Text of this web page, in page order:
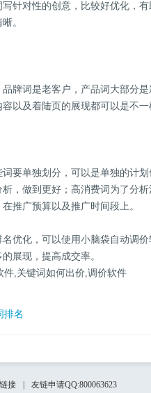
对性的创意，比较好优化，有
。
词是老客户，产品词大部分是
以及着陆页的展现都可以是不一
单独划分，可以是单独的计划
，做到更好；高消费词为了分
推广预算以及推广时间段上。
化，可以使用小脑袋自动调价
展现，提高成交率。
,关键词如何出价,调价软件
排名
接 友链申请QQ:800063623